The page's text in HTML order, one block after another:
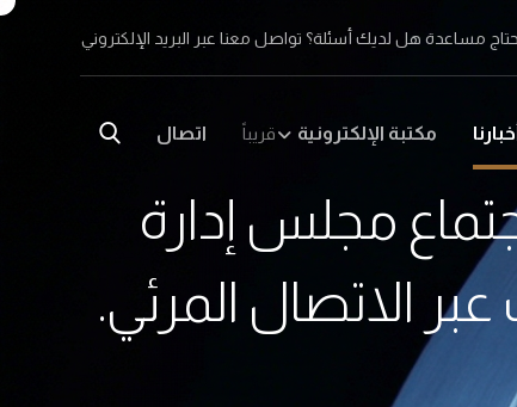
مساعدة هل لديك أسئلة؟ تواصل معنا عبر البريد الإلكتروني
مكتبة الإلكترونية قريباً اتصال
مجلس إدارة
عبر الاتصال المرئي.